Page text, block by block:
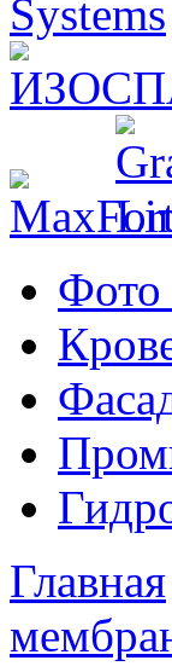
Фото
Главная